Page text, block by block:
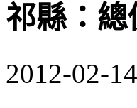
祁縣：
2012-02-